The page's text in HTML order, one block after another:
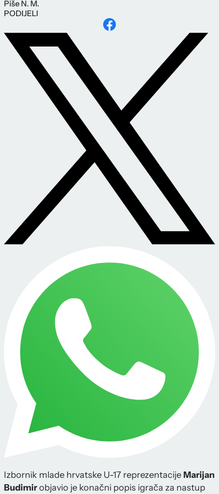
Piše N. M.
PODIJELI
Izbornik mlade hrvatske U-17 reprezentacije Marijan
Budimirobjavio je konačni popis igrača za nastup